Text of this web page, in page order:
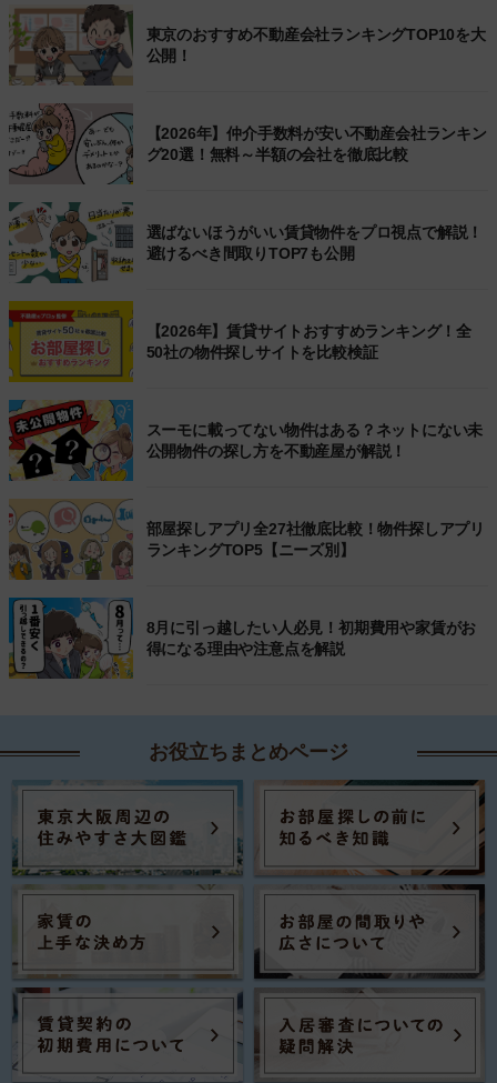
東京のおすすめ不動産会社ランキングTOP10を大
公開！
【2026年】仲介手数料が安い不動産会社ランキン
グ20選！無料～半額の会社を徹底比較
選ばないほうがいい賃貸物件をプロ視点で解説！
避けるべき間取りTOP7も公開
【2026年】賃貸サイトおすすめランキング！全
50社の物件探しサイトを比較検証
スーモに載ってない物件はある？ネットにない未
公開物件の探し方を不動産屋が解説！
部屋探しアプリ全27社徹底比較！物件探しアプリ
ランキングTOP5【ニーズ別】
8月に引っ越したい人必見！初期費用や家賃がお
得になる理由や注意点を解説
お役立ちまとめページ